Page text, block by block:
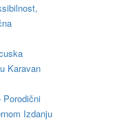
Karavan
Porodični
Izdanju